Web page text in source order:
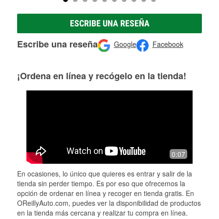
ESCRIBE UNA RESEÑA
Escribe una reseña Google Facebook
¡Ordena en línea y recógelo en la tienda!
0:07
En ocasiones, lo único que quieres es entrar y salir de la
tienda sin perder tiempo. Es por eso que ofrecemos la
opción de ordenar en línea y recoger en tienda gratis. En
OReillyAuto.com, puedes ver la disponibilidad de productos
en la tienda más cercana y realizar tu compra en línea.